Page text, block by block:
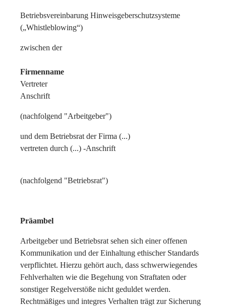
Betriebsvereinbarung Hinweisgeberschutzsysteme
(„Whistleblowing“)
zwischen der
Firmenname
Vertreter
Anschrift
(nachfolgend "Arbeitgeber")
und dem Betriebsrat der Firma (...)
vertreten durch (...) -Anschrift
(nachfolgend "Betriebsrat")
Präambel
Arbeitgeber und Betriebsrat sehen sich einer offenen
Kommunikation und der Einhaltung ethischer Standards
verpflichtet. Hierzu gehört auch, dass schwerwiegendes
Fehlverhalten wie die Begehung von Straftaten oder
sonstiger Regelverstöße nicht geduldet werden.
Rechtmäßiges und integres Verhalten trägt zur Sicherung